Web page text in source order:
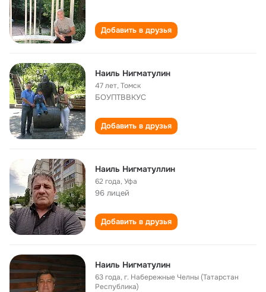
Добавить в друзья
Наиль Нигматулин
47 лет,Томск
БОУПТВВКУС
Добавить в друзья
Наиль Нигматуллин
62 года,Уфа
96 лицей
Добавить в друзья
Наиль Нигматулин
63 года,г. Набережные Челны (Татарстан
Республика)